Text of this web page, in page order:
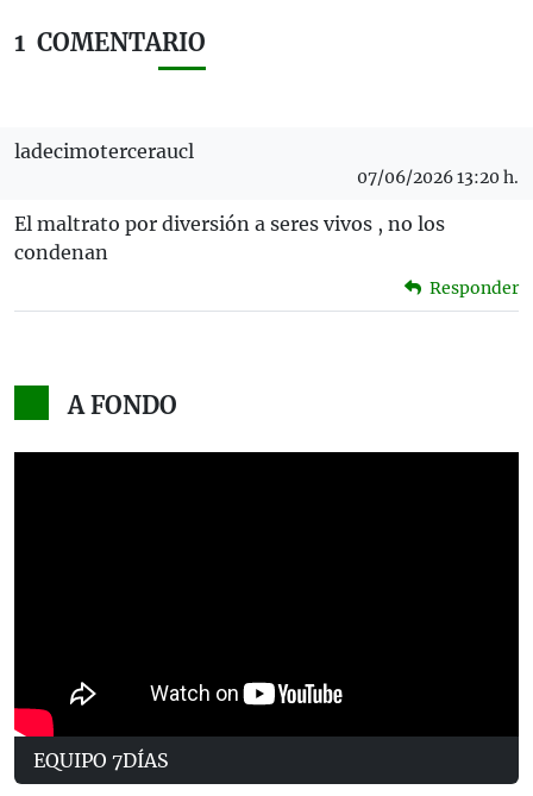
1 COMENTARIO
ladecimoterceraucl
07/06/2026 13:20 h.
El maltrato por diversión a seres vivos , no los
condenan
Responder
A FONDO
EQUIPO 7DÍAS